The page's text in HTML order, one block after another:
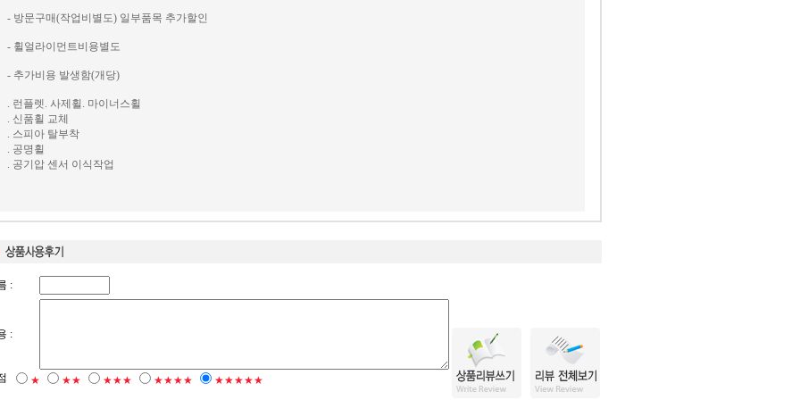
- 방문구매(작업비별도) 일부품목 추가할인
- 휠얼라이먼트비용별도
- 추가비용 발생함(개당)
. 런플렛. 사제휠. 마이너스휠
. 신품휠 교체
. 스피아 탈부착
. 공명휠
. 공기압 센서 이식작업
:
:
★ ★★ ★★★ ★★★★ ★★★★★